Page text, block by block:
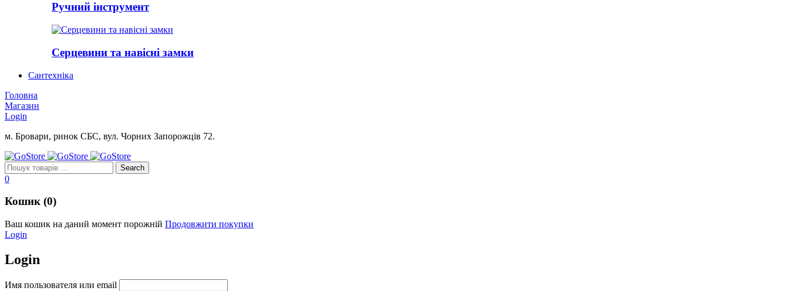
Ручний інструмент
Серцевини та навісні замки
Сантехніка
Головна
Магазин
Login
м. Бровари, ринок СБС, вул. Чорних Запорожців 72.
0
Кошик (0)
Ваш кошик на даний момент порожній Продовжити покупки
Login
Login
Имя пользователя или email